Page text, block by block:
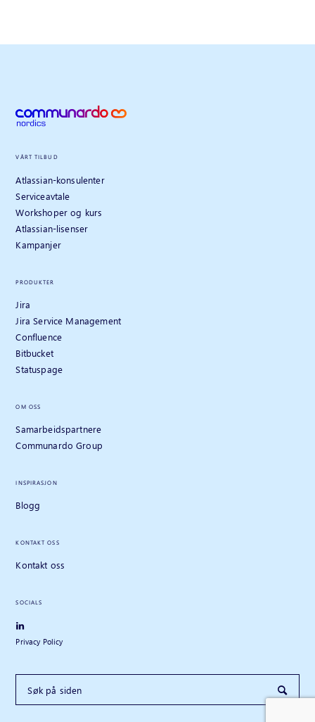
VÅRT TILBUD
Atlassian-konsulenter
Serviceavtale
Workshoper og kurs
Atlassian-lisenser
Kampanjer
PRODUKTER
Jira
Jira Service Management
Confluence
Bitbucket
Statuspage
OM OSS
Samarbeidspartnere
Communardo Group
INSPIRASJON
Blogg
KONTAKT OSS
Kontakt oss
SOCIALS
Privacy Policy